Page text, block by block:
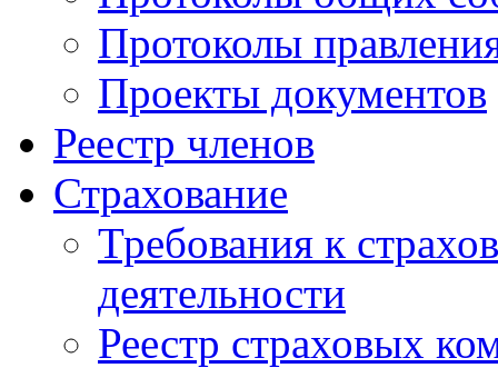
Протоколы
Проекты документов
Реестр членов
Страхование
Требования к
деятельности
Реестр страховых